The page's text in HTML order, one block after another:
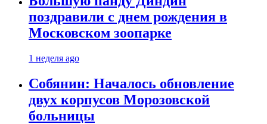
поздравили с днем рождения в
Московском зоопарке
1 неделя ago
Собянин: Началось обновление
двух корпусов Морозовской
больницы